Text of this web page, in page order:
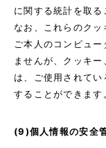
に関する統計を取る
なお、これらのク
ご本人のコンピュ
ませんが、クッキ
は、ご使用されて
することができます
(9)個人情報の安全